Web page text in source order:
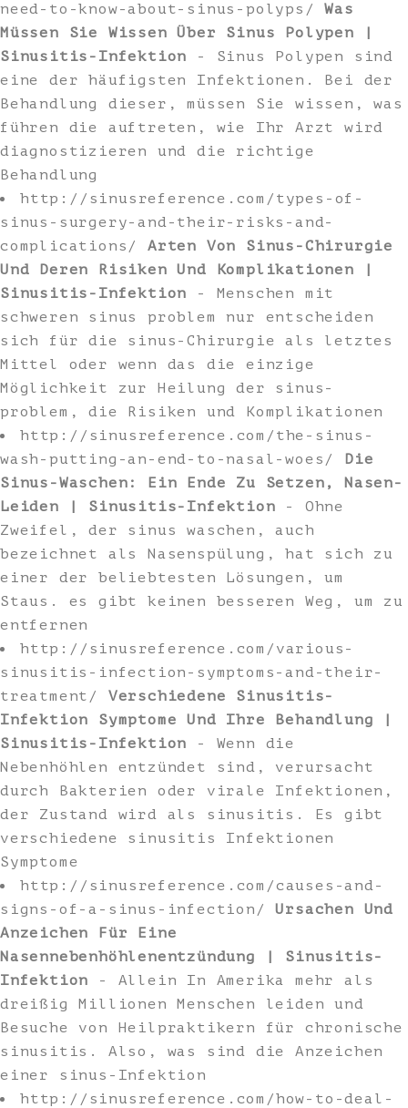
need-to-know-about-sinus-polyps/Was
Müssen Sie Wissen Über Sinus Polypen |
Sinusitis-Infektion - Sinus Polypen sind
eine der häufigsten Infektionen. Bei der
Behandlung dieser, müssen Sie wissen, was
führen die auftreten, wie Ihr Arzt wird
diagnostizieren und die richtige
Behandlung
http://sinusreference.com/types-of-
sinus-surgery-and-their-risks-and-
complications/Arten Von Sinus-Chirurgie
Und Deren Risiken Und Komplikationen |
Sinusitis-Infektion - Menschen mit
schweren sinus problem nur entscheiden
sich für die sinus-Chirurgie als letztes
Mittel oder wenn das die einzige
Möglichkeit zur Heilung der sinus-
problem, die Risiken und Komplikationen
http://sinusreference.com/the-sinus-
wash-putting-an-end-to-nasal-woes/
Die
Sinus-Waschen: Ein Ende Zu Setzen, Nasen-
Leiden | Sinusitis-Infektion - Ohne
Zweifel, der sinus waschen, auch
bezeichnet als Nasenspülung, hat sich zu
einer der beliebtesten Lösungen, um
Staus. es gibt keinen besseren Weg, um zu
entfernen
http://sinusreference.com/various-
sinusitis-infection-symptoms-and-their-
treatment/ Verschiedene Sinusitis-
Infektion Symptome Und Ihre Behandlung |
Sinusitis-Infektion - Wenn die
Nebenhöhlen entzündet sind, verursacht
durch Bakterien oder virale Infektionen,
der Zustand wird als sinusitis. Es gibt
verschiedene sinusitis Infektionen
Symptome
http://sinusreference.com/causes-and-
signs-of-a-sinus-infection/Ursachen Und
Anzeichen Für Eine
Nasennebenhöhlenentzündung | Sinusitis-
Infektion - Allein In Amerika mehr als
dreißig Millionen Menschen leiden und
Besuche von Heilpraktikern für chronische
sinusitis. Also, was sind die Anzeichen
einer sinus-Infektion
http://sinusreference.com/how-to-deal-